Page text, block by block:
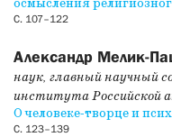
чтения «Слово, образ,
февраля 2023 года (Л.
осмысления
С. 107–122
Александр Мелик-
наук, главный научный
института Российской
О человеке-творце и
С. 123–139